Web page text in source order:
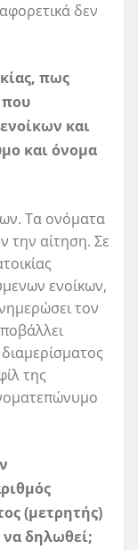
δεν
πως
που
και
και όνομα
Τα ονόματα
την αίτηση. Σε
ενοίκων,
τον
της
(μετρητής)
να δηλωθεί;